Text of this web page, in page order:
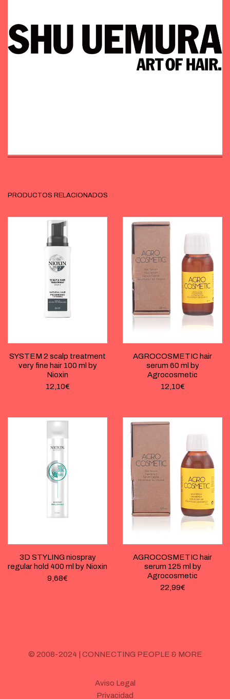
PRODUCTOS RELACIONADOS
SYSTEM 2 scalp treatment
very fine hair 100 ml by
Nioxin
12,10€
AGROCOSMETIC hair
serum 60 ml by
Agrocosmetic
12,10€
3D STYLING niospray
regular hold 400 ml by Nioxin
9,68€
AGROCOSMETIC hair
serum 125 ml by
Agrocosmetic
22,99€
© 2008-2024 | CONNECTING PEOPLE & MORE
Aviso Legal
Privacidad